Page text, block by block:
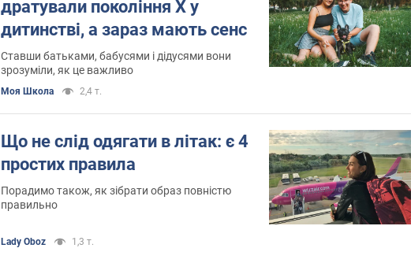
дратували покоління X у
дитинстві, а зараз мають сенс
Ставши батьками, бабусями і дідусями вони
зрозуміли, як це важливо
Моя Школа 2,4 т.
Що не слід одягати в літак: є 4
простих правила
Порадимо також, як зібрати образ повністю
правильно
Lady Oboz 1,3 т.